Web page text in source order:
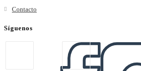
Contacto
Síguenos